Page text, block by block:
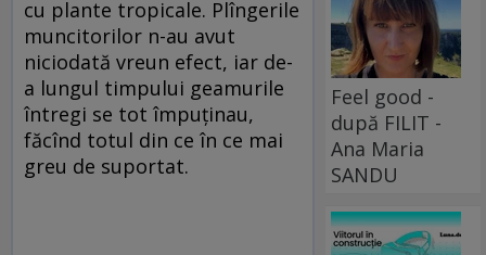
cu plante tropicale. Plîngerile
muncitorilor n-au avut
niciodată ­vreun efect, iar de-
a lungul timpului geamurile
întregi se tot împuținau,
făcînd totul din ce în ce mai
greu de suportat.
Feel good -
după FILIT -
Ana Maria
SANDU